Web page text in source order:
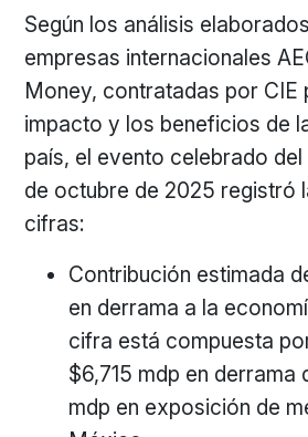
Según los análisis
empresas internacionales
Money, contratadas por CIE
impacto y los beneficios de
país, el evento celebrado
de octubre de 2025 registró
cifras:
Contribución estimada
en derrama a la
cifra está compuesta
$6,715 mdp en derrama
mdp en exposición de